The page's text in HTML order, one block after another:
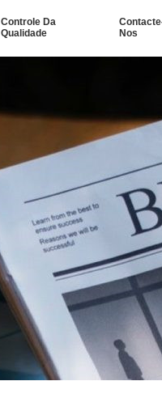
Controle Da
Qualidade
Nos